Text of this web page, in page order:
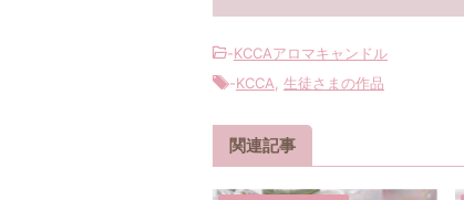
-KCCAアロマキャンドル
-KCCA 生徒さまの作品
関連記事